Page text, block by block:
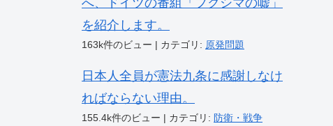
へ、ドイツの番組「フクシマの嘘」
を紹介します。
163k件のビュー | カテゴリ: 原発問題
日本人全員が憲法九条に感謝しなけ
ればならない理由。
155.4k件のビュー | カテゴリ: 防衛・戦争